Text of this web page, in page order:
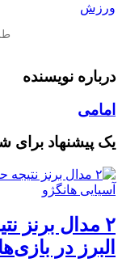
ورزش
درباره نویسنده
امامی
یک پیشنهاد برای
البرز در